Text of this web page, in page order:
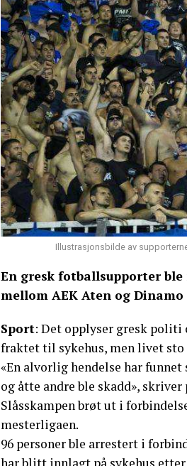
Illustrasjonsbilde av
En gresk fotballsupporter
mellom AEK Aten og
Sport: Det opplyser gresk politi
fraktet til sykehus, men livet
«En alvorlig hendelse har
og åtte andre ble skadd»,
Slåsskampen brøt ut i
mesterligaen.
96 personer ble arrestert i
har blitt innlagt på sykehus